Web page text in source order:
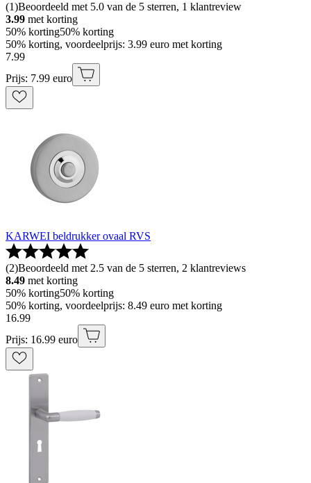
(1)Beoordeeld met 5.0 van de 5 sterren, 1 klantreview
3.99 met korting
50% korting50% korting
50% korting, voordeelprijs: 3.99 euro met korting
7.99
Prijs: 7.99 euro
KARWEI beldrukker ovaal RVS
(2)Beoordeeld met 2.5 van de 5 sterren, 2 klantreviews
8.49 met korting
50% korting50% korting
50% korting, voordeelprijs: 8.49 euro met korting
16.99
Prijs: 16.99 euro